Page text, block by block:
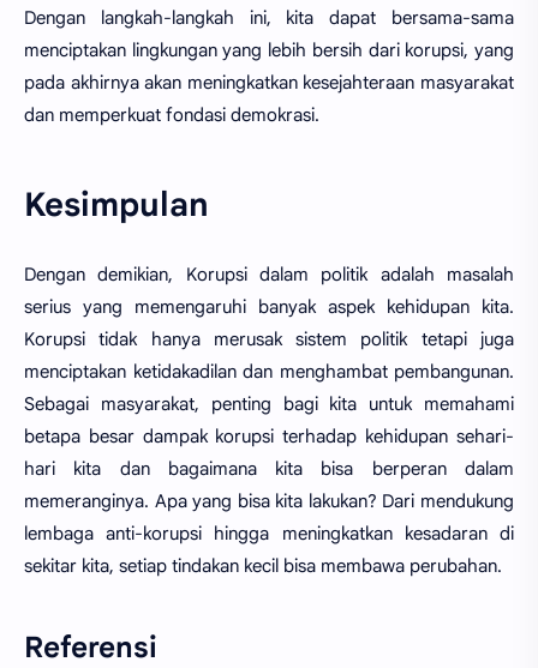
Dengan langkah-langkah ini, kita dapat bersama-sama
menciptakan lingkungan yang lebih bersih dari korupsi, yang
pada akhirnya akan meningkatkan kesejahteraan masyarakat
dan memperkuat fondasi demokrasi.
Kesimpulan
Dengan demikian, Korupsi dalam politik adalah masalah
serius yang memengaruhi banyak aspek kehidupan kita.
Korupsi tidak hanya merusak sistem politik tetapi juga
menciptakan ketidakadilan dan menghambat pembangunan.
Sebagai masyarakat, penting bagi kita untuk memahami
betapa besar dampak korupsi terhadap kehidupan sehari-
hari kita dan bagaimana kita bisa berperan dalam
memeranginya. Apa yang bisa kita lakukan? Dari mendukung
lembaga anti-korupsi hingga meningkatkan kesadaran di
sekitar kita, setiap tindakan kecil bisa membawa perubahan.
Referensi